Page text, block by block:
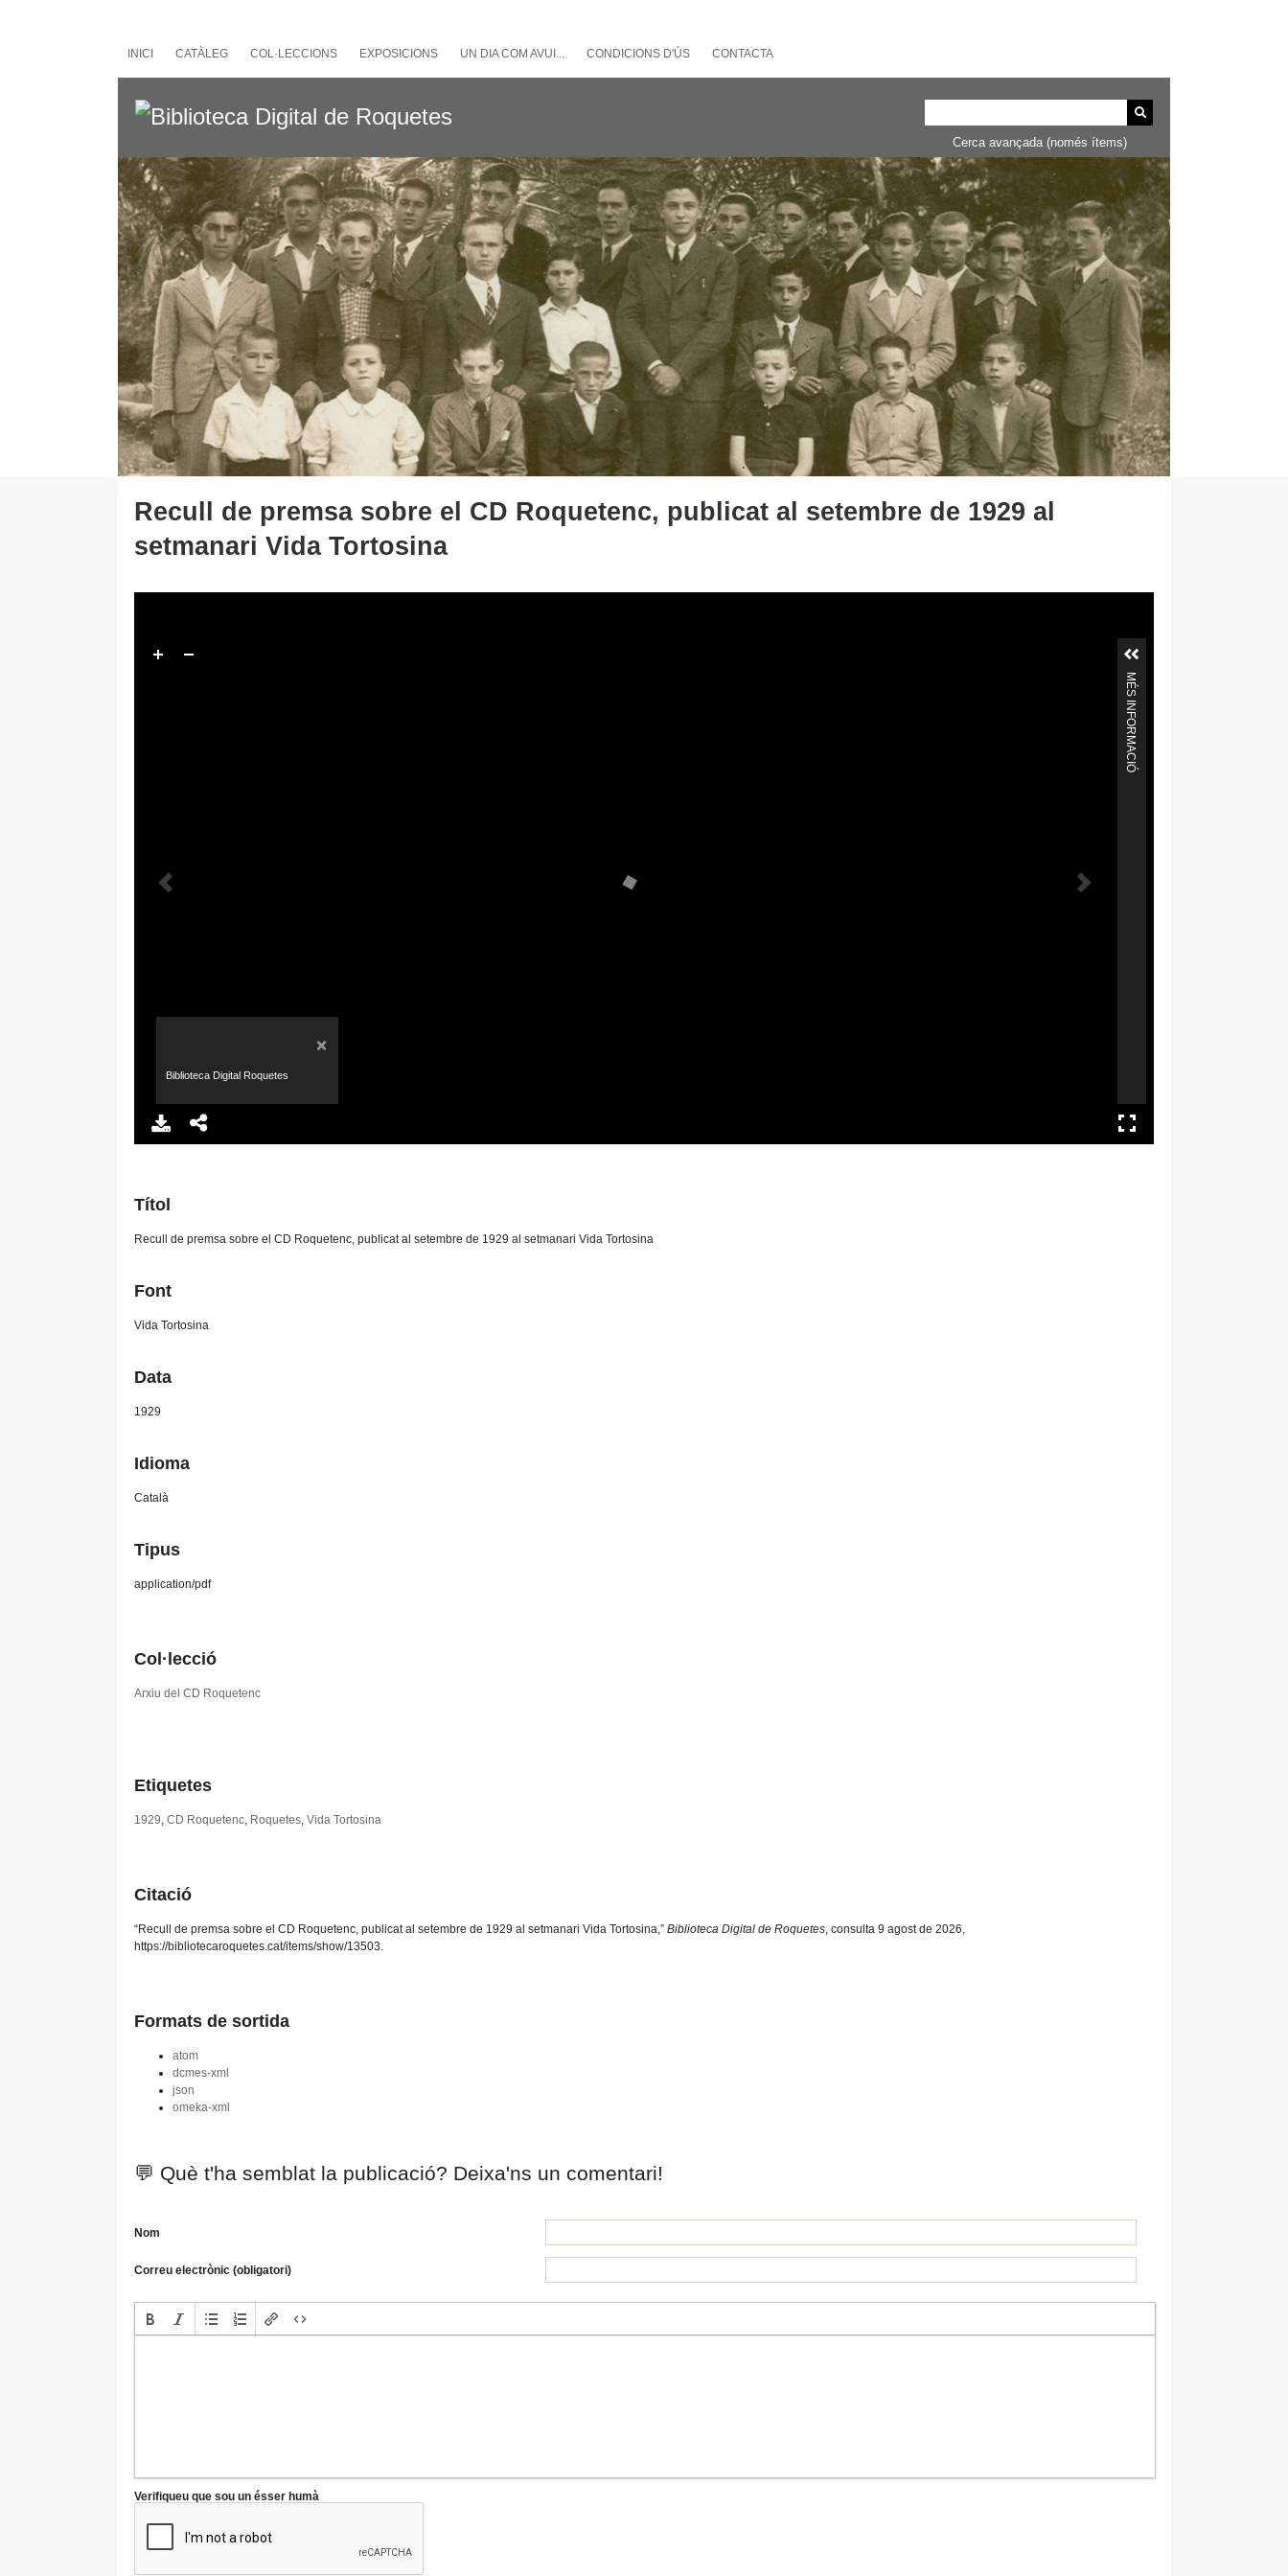
INICI CATÀLEG COL·LECCIONS EXPOSICIONS UN DIA COM AVUI... CONDICIONS D'ÚS CONTACTA
Cerca avançada (només ítems)
Recull de premsa sobre el CD Roquetenc, publicat al setembre de 1929 al
setmanari Vida Tortosina
×
Biblioteca Digital Roquetes
MÉS INFORMACIÓ
Títol
Recull de premsa sobre el CD Roquetenc, publicat al setembre de 1929 al setmanari Vida Tortosina
Font
Vida Tortosina
Data
1929
Idioma
Català
Tipus
application/pdf
Col·lecció
Arxiu del CD Roquetenc
Etiquetes
1929, CD Roquetenc, Roquetes, Vida Tortosina
Citació
“Recull de premsa sobre el CD Roquetenc, publicat al setembre de 1929 al setmanari Vida Tortosina,” Biblioteca Digital de Roquetes, consulta 9 agost de 2026,
https://bibliotecaroquetes.cat/items/show/13503.
Formats de sortida
atom
dcmes-xml
json
omeka-xml
💬 Què t'ha semblat la publicació? Deixa'ns un comentari!
Nom
Correu electrònic (obligatori)
Verifiqueu que sou un ésser humà